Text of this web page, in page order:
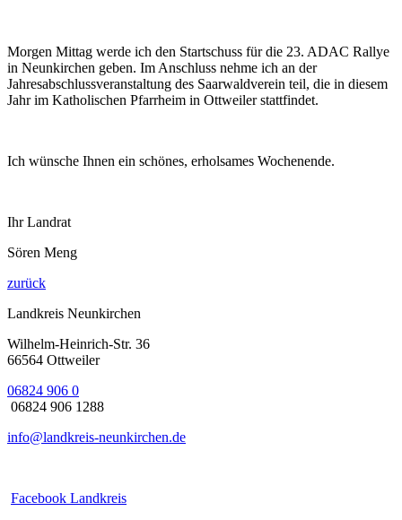
Morgen Mittag werde ich den Startschuss für die 23. ADAC Rallye
in Neunkirchen geben. Im Anschluss nehme ich an der
Jahresabschlussveranstaltung des Saarwaldverein teil, die in diesem
Jahr im Katholischen Pfarrheim in Ottweiler stattfindet.
Ich wünsche Ihnen ein schönes, erholsames Wochenende.
Ihr Landrat
Sören Meng
zurück
Landkreis Neunkirchen
Wilhelm-Heinrich-Str. 36
66564 Ottweiler
06824 906 0
06824 906 1288
info@landkreis-neunkirchen.de
Facebook Landkreis